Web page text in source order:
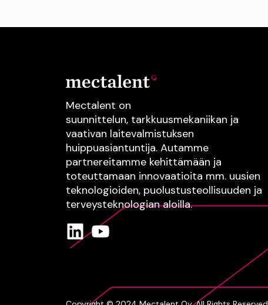
Mectalent on
suunnittelun, tarkkuusmekaniikan ja
vaativan laitevalmistuksen
huippuasiantuntija. Autamme
partnereitamme kehittämään ja
toteuttamaan innovaatioita mm. uusien
teknologioiden, puolustusteollisuuden ja
terveysteknologianaloilla.